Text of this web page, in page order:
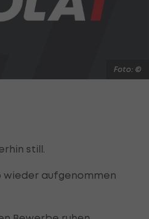
Foto: ©
still.
aufgenommen